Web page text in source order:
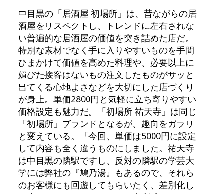
中目黒の「居酒屋 初場所」は、昔ながらの居
酒屋をリスペクトし、トレンドに左右されな
い普遍的な居酒屋の価値を突き詰めた店だ。
特別な素材でなく手に入りやすいものを手間
ひまかけて価値を高めた料理や、必要以上に
媚びた接客はないもの注文したものがサッと
出てくる心地よさなどを大切にした店づくり
が身上。単価2800円と気軽に立ち寄りやすい
価格設定も魅力だ。「初場所 祐天寺」は同じ
「初場所」ブランドとなるが、趣向をガラリ
と変えている。「今回、単価は5000円に設定
して内容も全く違うものにしました。祐天寺
は中目黒の隣駅ですし、反対の隣駅の学芸大
学には弊社の『鳩乃湯』もあるので、それら
のお客様にも回遊してもらいたく、差別化し